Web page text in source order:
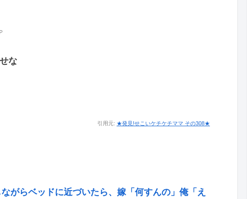
な
引用元: ★発見!せこいケチケチママ その308★
がらベッドに近づいたら、嫁「何すんの」俺「え